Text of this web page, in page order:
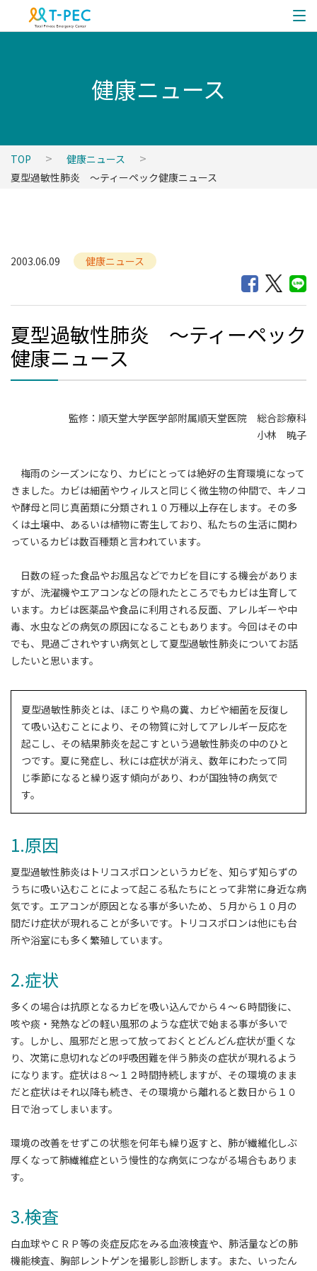
健康ニュース
TOP
健康ニュース
夏型過敏性肺炎 ～ティーペック健康ニュース
2003.06.09 健康ニュース
夏型過敏性肺炎 ～ティーペック
健康ニュース
監修：順天堂大学医学部附属順天堂医院 総合診療科
小林 暁子
梅雨のシーズンになり、カビにとっては絶好の生育環境になって
きました。カビは細菌やウィルスと同じく微生物の仲間で、キノコ
や酵母と同じ真菌類に分類され１０万種以上存在します。その多
くは土壌中、あるいは植物に寄生しており、私たちの生活に関わ
っているカビは数百種類と言われています。
日数の経った食品やお風呂などでカビを目にする機会がありま
すが、洗濯機やエアコンなどの隠れたところでもカビは生育して
います。カビは医薬品や食品に利用される反面、アレルギーや中
毒、水虫などの病気の原因になることもあります。今回はその中
でも、見過ごされやすい病気として夏型過敏性肺炎についてお話
したいと思います。
夏型過敏性肺炎とは、ほこりや鳥の糞、カビや細菌を反復し
て吸い込むことにより、その物質に対してアレルギー反応を
起こし、その結果肺炎を起こすという過敏性肺炎の中のひと
つです。夏に発症し、秋には症状が消え、数年にわたって同
じ季節になると繰り返す傾向があり、わが国独特の病気で
す。
1.原因
夏型過敏性肺炎はトリコスポロンというカビを、知らず知らずの
うちに吸い込むことによって起こる私たちにとって非常に身近な病
気です。エアコンが原因となる事が多いため、５月から１０月の
間だけ症状が現れることが多いです。トリコスポロンは他にも台
所や浴室にも多く繁殖しています。
2.症状
多くの場合は抗原となるカビを吸い込んでから４～６時間後に、
咳や痰・発熱などの軽い風邪のような症状で始まる事が多いで
す。しかし、風邪だと思って放っておくとどんどん症状が重くな
り、次第に息切れなどの呼吸困難を伴う肺炎の症状が現れるよう
になります。症状は８～１２時間持続しますが、その環境のまま
だと症状はそれ以降も続き、その環境から離れると数日から１０
日で治ってしまいます。
環境の改善をせずこの状態を何年も繰り返すと、肺が繊維化しぶ
厚くなって肺繊維症という慢性的な病気につながる場合もありま
す。
3.検査
白血球やＣＲＰ等の炎症反応をみる血液検査や、肺活量などの肺
機能検査、胸部レントゲンを撮影し診断します。また、いったん